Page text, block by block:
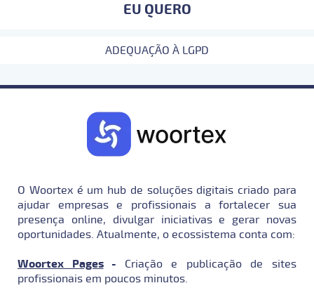
EU QUERO
ADEQUAÇÃO À LGPD
O Woortex é um hub de soluções digitais criado para
ajudar empresas e profissionais a fortalecer sua
presença online, divulgar iniciativas e gerar novas
oportunidades. Atualmente, o ecossistema conta com:
Woortex Pages- Criação e publicação de sites
profissionais em poucos minutos.